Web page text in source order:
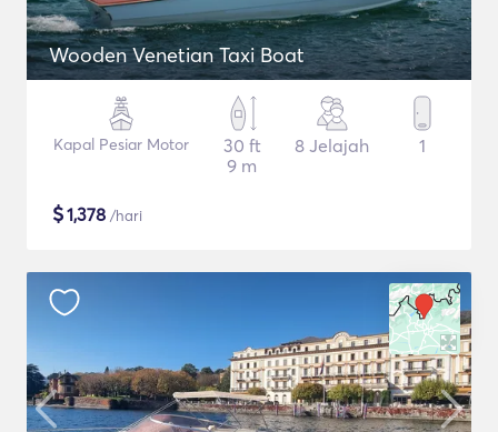
Wooden Venetian Taxi Boat
Kapal Pesiar Motor
30 ft
9 m
8 Jelajah 1
$1,378 /hari